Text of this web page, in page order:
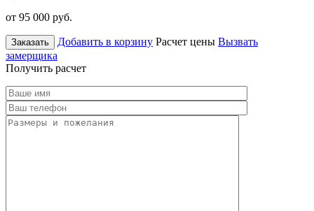
от 95 000 руб.
Заказать Добавить в корзину Расчет цены Вызвать
замерщика
Получить расчет